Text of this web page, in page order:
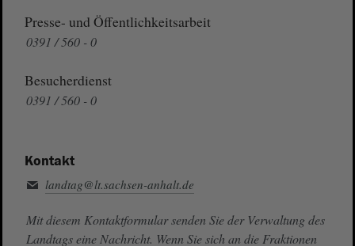
Presse- und Öffentlichkeitsarbeit
0391 / 560 - 0
Besucherdienst
0391 / 560 - 0
Kontakt
landtag@lt.sachsen-anhalt.de
Mit diesem Kontaktformular senden Sie der Verwaltung des
Landtags eine Nachricht. Wenn Sie sich an die Fraktionen